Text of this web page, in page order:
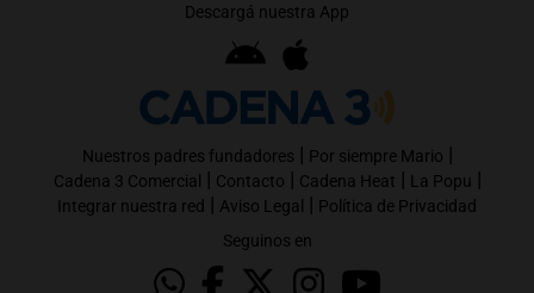
Descargá nuestra App
Nuestros padres fundadores | Por siempre Mario |
Cadena 3 Comercial | Contacto | Cadena Heat | La Popu |
Integrar nuestra red | Aviso Legal | Política de Privacidad
Seguinos en